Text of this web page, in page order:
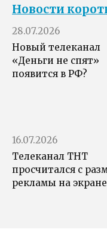
Новости
28.07.2026
Новый телеканал
«Деньги не спят»
появится в РФ?
16.07.2026
Телеканал ТНТ
просчитался с
рекламы на экране